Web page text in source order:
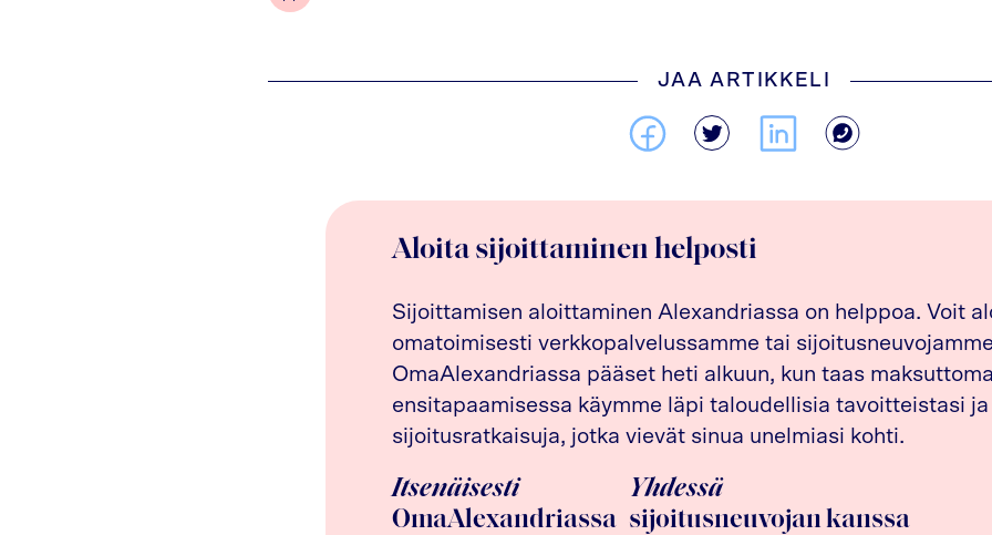
JAA ARTIKKELI
Aloita sijoittaminen helposti
Sijoittamisen aloittaminen Alexandriassa on helppoa. Voit
omatoimisesti verkkopalvelussamme tai
OmaAlexandriassa pääset heti alkuun, kun taas
ensitapaamisessa käymme läpi taloudellisia tavoitteistasi ja
sijoitusratkaisuja, jotka vievät sinua unelmiasi kohti.
Itsenäisesti
OmaAlexandriassa
Yhdessä
sijoitusneuvojan kanssa